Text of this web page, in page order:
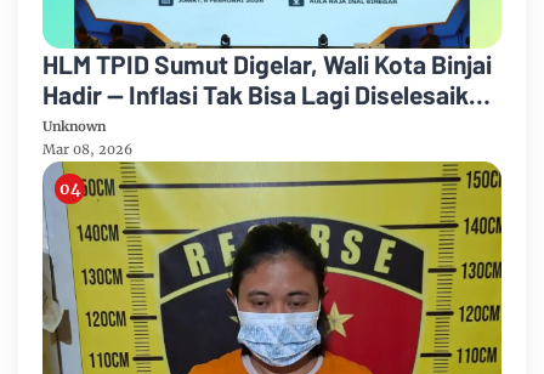
HLM TPID Sumut Digelar, Wali Kota Binjai
Hadir — Inflasi Tak Bisa Lagi Diselesaikan
dengan Rapat, OPD & BUMD Diminta
Bertanggung Jawab
Unknown
Mar 08, 2026